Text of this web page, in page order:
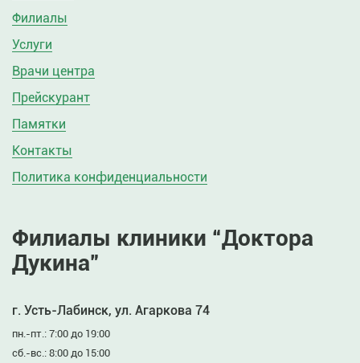
Филиалы
Услуги
Врачи центра
Прейскурант
Памятки
Контакты
Политика конфиденциальности
Филиалы клиники “Доктора
Дукина”
г. Усть-Лабинск, ул. Агаркова 74
пн.-пт.: 7:00 до 19:00
сб.-вс.: 8:00 до 15:00